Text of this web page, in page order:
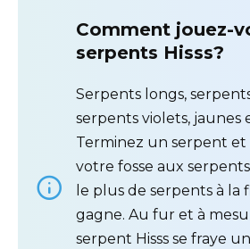
Comment jouez-
serpents Hisss?
Serpents longs,
serpents violets, jaunes
Terminez un serpent et
votre fosse aux
le plus de serpents à la
gagne. Au fur et à
serpent Hisss se fraye